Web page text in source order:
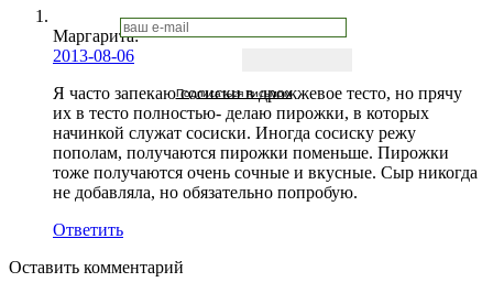
Подписаться письмом
Маргарита:
2013-08-06
Я часто запекаю сосиски в дрожжевое тесто, но прячу
их в тесто полностью- делаю пирожки, в которых
начинкой служат сосиски. Иногда сосиску режу
пополам, получаются пирожки поменьше. Пирожки
тоже получаются очень сочные и вкусные. Сыр никогда
не добавляла, но обязательно попробую.
Ответить
Оставить комментарий